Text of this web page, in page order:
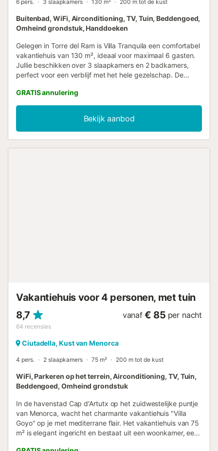
6 pers. 3 slaapkamers 130 m² 200 m tot de kust
Buitenbad, WiFi, Airconditioning, TV, Tuin, Beddengoed,
Omheind grondstuk, Handdoeken
Gelegen in Torre del Ram is Villa Tranquila een comfortabel
vakantiehuis van 130 m², ideaal voor maximaal 6 gasten.
Jullie beschikken over 3 slaapkamers en 2 badkamers,
perfect voor een verblijf met het hele gezelschap. De
te bereiden. Tot de voorzieningen behoren snel Wi-Fi
geschikt voor videogesprekken, airconditioning, televisie,
wasmachine en een aparte werkplek voor extra gemak.
Buiten kunnen jullie ontspannen in de privétuin, op het
overdekte terras of het open terras – ideaal om te relaxen
GRATIS annulering
Bekijk aanbod
Vakantiehuis voor 4 personen, met tuin
8,7
64 recensies
vanaf € 85 per nacht
Ciutadella, Kust van Menorca
4 pers. 2 slaapkamers 75 m² 200 m tot de kust
WiFi, Parkeren op het terrein, Airconditioning, TV, Tuin,
Beddengoed, Omheind grondstuk
In de havenstad Cap d'Artutx op het zuidwestelijke puntje
van Menorca, wacht het charmante vakantiehuis "Villa
Goyo" op je met mediterrane flair. Het vakantiehuis van 75
m² is elegant ingericht en bestaat uit een woonkamer, een